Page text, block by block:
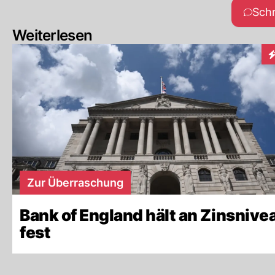
Weiterlesen
Zur Überraschung
Bank of England hält an
fest